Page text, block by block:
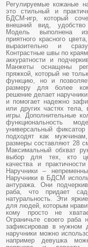
Регулируемые кожаные
это стильный и
БДСМ-игр, который
внешний вид,
Модель выполнена
приятного красного
выразительно и
Контрастные швы по
аккуратности и
Манжеты оснащены
пряжкой, который не
функцию, но и
размеру для более
решение делает
и помогает надежно
или других частях тела,
игры. Дополнительные
функциональность
универсальный
подходят как
размеры составляют 28
Максимальный обхват
выбор для тех, кто
качества и
Наручники –
Наручники в БДСМ
антуража. Они
раба, что придает
натуральность. Эти
для людей, которым
кому просто не
Ограничьте своего раба
зафиксировав в нужном
наручники можно
например девушка